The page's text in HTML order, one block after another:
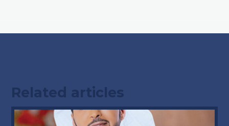
Related articles